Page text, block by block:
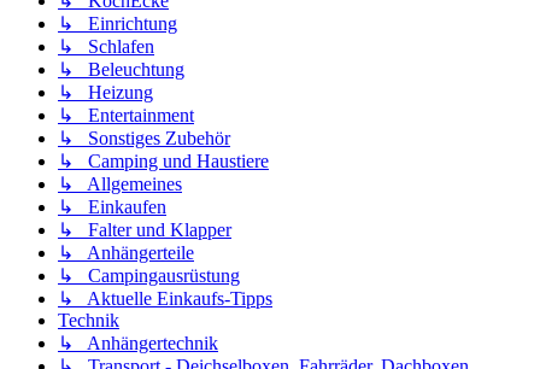
↳ Einrichtung
↳ Schlafen
↳ Beleuchtung
↳ Heizung
↳ Entertainment
↳ Sonstiges Zubehör
↳ Camping und Haustiere
↳ Allgemeines
↳ Einkaufen
↳ Falter und Klapper
↳ Anhängerteile
↳ Campingausrüstung
↳ Aktuelle Einkaufs-Tipps
Technik
↳ Anhängertechnik